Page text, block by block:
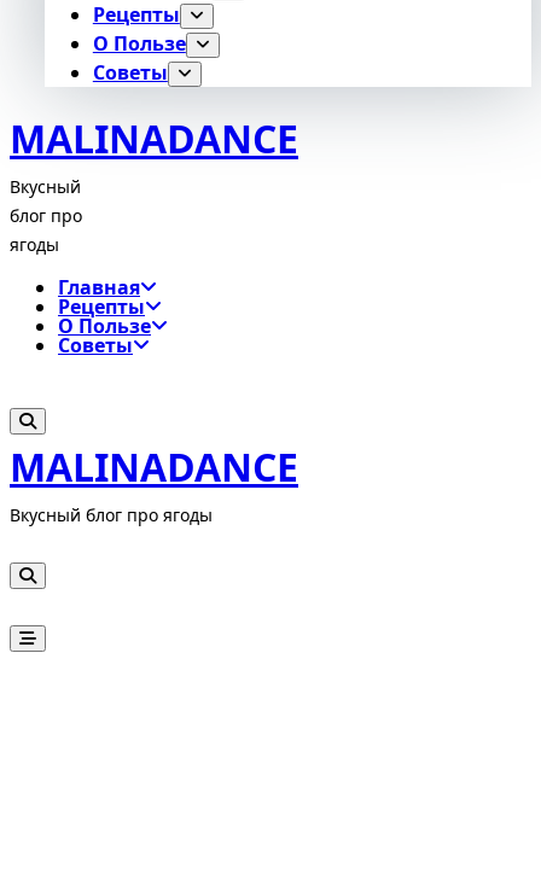
Рецепты
О Пользе
Советы
MALINADANCE
Вкусный
блог про
ягоды
Главная
Рецепты
О Пользе
Советы
MALINADANCE
Вкусный блог про ягоды